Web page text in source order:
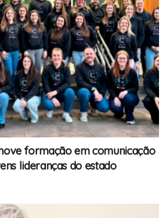
formação em comunicação
lideranças do estado